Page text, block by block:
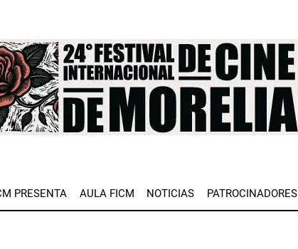
PRESENTA AULA FICM NOTICIAS PATROCINADORES